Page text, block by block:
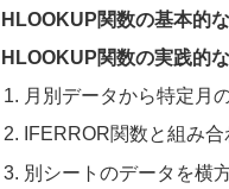
HLOOKUP関数の基本的
HLOOKUP関数の実践的
月別データから特定月
IFERROR関数と組み
別シートのデータを横